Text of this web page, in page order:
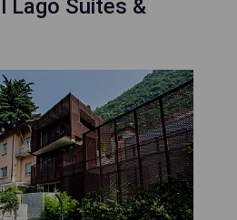
Lago Suites &